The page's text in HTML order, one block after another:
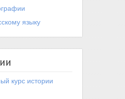
языку
курс истории